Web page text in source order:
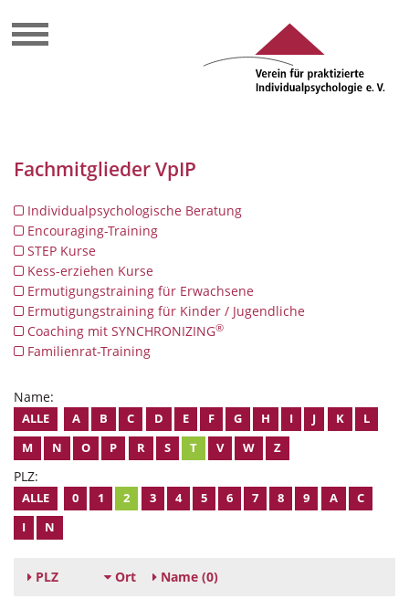
Fachmitglieder VpIP
Individualpsychologische Beratung
Encouraging-Training
STEP Kurse
Kess-erziehen Kurse
Ermutigungstraining für Erwachsene
Ermutigungstraining für Kinder / Jugendliche
Coaching mit SYNCHRONIZING®
Familienrat-Training
Name:
ALLE A B C D E F G H I J K
L
M
N O P R S T V W Z
PLZ:
ALLE 0 1 2 3 4 5 6 7 8 9 A
C
I
N
PLZ Ort Name (0)